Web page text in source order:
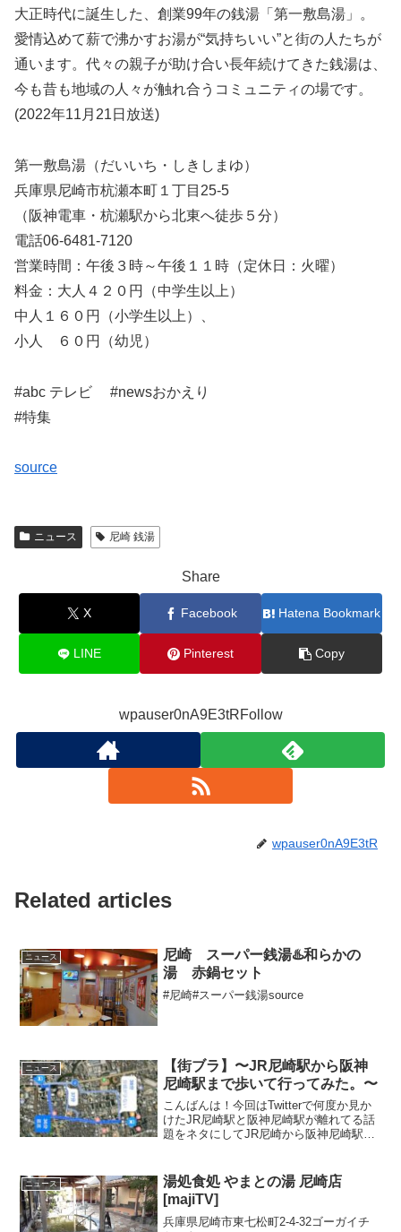
大正時代に誕生した、創業99年の銭湯「第一敷島湯」。
愛情込めて薪で沸かすお湯が“気持ちいい”と街の人たちが
通います。代々の親子が助け合い長年続けてきた銭湯は、
今も昔も地域の人々が触れ合うコミュニティの場です。
(2022年11月21日放送)
第一敷島湯（だいいち・しきしまゆ）
兵庫県尼崎市杭瀬本町１丁目25-5
（阪神電車・杭瀬駅から北東へ徒歩５分）
電話06-6481-7120
営業時間：午後３時～午後１１時（定休日：火曜）
料金：大人４２０円（中学生以上）
中人１６０円（小学生以上）、
小人 ６０円（幼児）
#abc テレビ #newsおかえり
#特集
source
ニュース 尼崎 銭湯
Share
X Facebook Hatena Bookmark
LINE Pinterest Copy
wpauser0nA9E3tRFollow
wpauser0nA9E3tR
Related articles
ニュース
尼崎 スーパー銭湯♨️和らかの
湯 赤鍋セット
#尼崎#スーパー銭湯source
ニュース
【街ブラ】〜JR尼崎駅から阪神
尼崎駅まで歩いて行ってみた。〜
こんばんは！今回はTwitterで何度か見か
けたJR尼崎駅と阪神尼崎駅が離れてる話
題をネタにしてJR尼崎から阪神尼崎駅ま
なに距離感は感じなかったと思います。
(最初の時計...
ニュース
湯処食処 やまとの湯 尼崎店
[majiTV]
兵庫県尼崎市東七松町2-4-32ゴーガイチ